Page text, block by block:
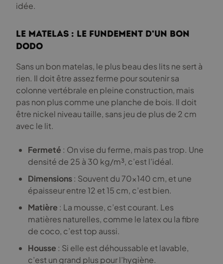
idée.
Le matelas : le fundement d’un bon
dodo
Sans un bon matelas, le plus beau des lits ne sert à
rien. Il doit être assez ferme pour soutenir sa
colonne vertébrale en pleine construction, mais
pas non plus comme une planche de bois. Il doit
être nickel niveau taille, sans jeu de plus de 2 cm
avec le lit.
Fermeté : On vise du ferme, mais pas trop. Une
densité de 25 à 30 kg/m³, c’est l’idéal.
Dimensions: Souvent du 70×140 cm, et une
épaisseur entre 12 et 15 cm, c’est bien.
Matière : La mousse, c’est courant. Les
matières naturelles, comme le latex ou la fibre
de coco, c’est top aussi.
Housse : Si elle est déhoussable et lavable,
c’est un grand plus pour l’hygiène.